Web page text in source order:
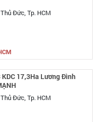
Đức, Tp. HCM
KDC 17,3Ha Lương Đình
Đức, Tp. HCM